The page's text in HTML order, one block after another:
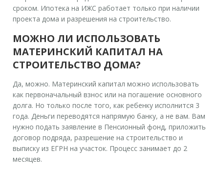
сроком. Ипотека на ИЖС работает только при наличии
проекта дома и разрешения на строительство.
МОЖНО ЛИ ИСПОЛЬЗОВАТЬ
МАТЕРИНСКИЙ КАПИТАЛ НА
СТРОИТЕЛЬСТВО ДОМА?
Да, можно. Материнский капитал можно использовать
как первоначальный взнос или на погашение основного
долга. Но только после того, как ребенку исполнится 3
года. Деньги переводятся напрямую банку, а не вам. Вам
нужно подать заявление в Пенсионный фонд, приложить
договор подряда, разрешение на строительство и
выписку из ЕГРН на участок. Процесс занимает до 2
месяцев.